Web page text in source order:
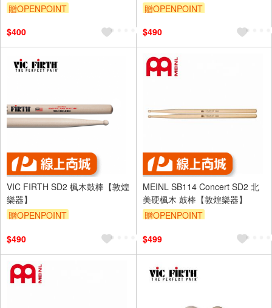
贈OPENPOINT
$400
贈OPENPOINT
$490
VIC FIRTH SD2 楓木鼓棒【敦煌
樂器】
贈OPENPOINT
$490
MEINL SB114 Concert SD2 北
美硬楓木 鼓棒【敦煌樂器】
贈OPENPOINT
$499